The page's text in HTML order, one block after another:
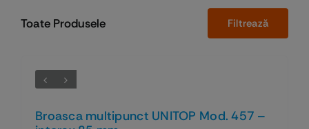
Toate Produsele Filtrează
Broasca multipunct UNITOP Mod. 457 –